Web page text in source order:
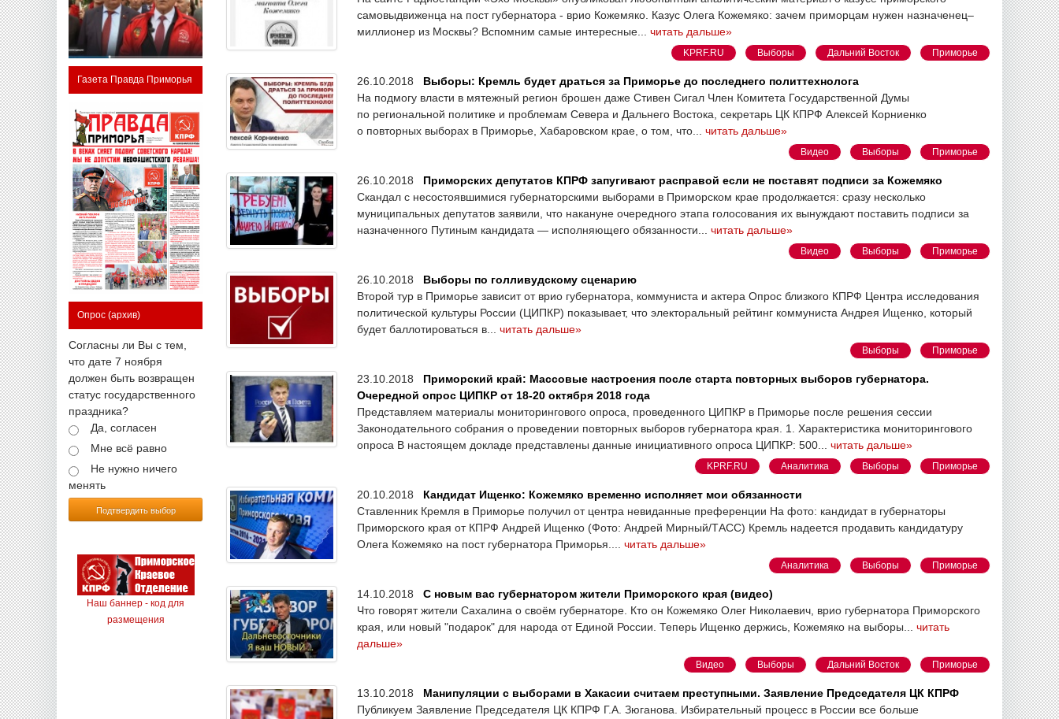
Газета Правда Приморья
Опрос (архив)
Согласны ли Вы с тем,
что дате 7 ноября
должен быть возвращен
статус государственного
праздника?
Да, согласен
Мне всё равно
Не нужно ничего
менять
Подтвердить выбор
Наш баннер - код для
размещения
самовыдвиженца на пост губернатора - врио Кожемяко. Казус Олега Кожемяко: зачем приморцам нужен назначенец–
миллионер из Москвы? Вспомним самые интересные... читать дальше»
KPRF.RU Выборы Дальний Восток Приморье
26.10.2018 Выборы: Кремль будет драться за Приморье до последнего политтехнолога
На подмогу власти в мятежный регион брошен даже Стивен Сигал Член Комитета Государственной Думы
по региональной политике и проблемам Севера и Дальнего Востока, секретарь ЦК КПРФ Алексей Корниенко
о повторных выборах в Приморье, Хабаровском крае, о том, что... читать дальше»
Видео Выборы Приморье
26.10.2018 Приморских депутатов КПРФ запугивают расправой если не поставят подписи за Кожемяко
Скандал с несостоявшимися губернаторскими выборами в Приморском крае продолжается: сразу несколько
муниципальных депутатов заявили, что накануне очередного этапа голосования их вынуждают поставить подписи за
назначенного Путиным кандидата — исполняющего обязанности... читать дальше»
Видео Выборы Приморье
26.10.2018 Выборы по голливудскому сценарию
Второй тур в Приморье зависит от врио губернатора, коммуниста и актера Опрос близкого КПРФ Центра исследования
политической культуры России (ЦИПКР) показывает, что электоральный рейтинг коммуниста Андрея Ищенко, который
будет баллотироваться в... читать дальше»
Выборы Приморье
23.10.2018 Приморский край: Массовые настроения после старта повторных выборов губернатора.
Очередной опрос ЦИПКР от 18-20 октября 2018 года
Представляем материалы мониторингового опроса, проведенного ЦИПКР в Приморье после решения сессии
Законодательного собрания о проведении повторных выборов губернатора края. 1. Характеристика мониторингового
опроса В настоящем докладе представлены данные инициативного опроса ЦИПКР: 500... читать дальше»
KPRF.RU Аналитика Выборы Приморье
20.10.2018 Кандидат Ищенко: Кожемяко временно исполняет мои обязанности
Ставленник Кремля в Приморье получил от центра невиданные преференции На фото: кандидат в губернаторы
Приморского края от КПРФ Андрей Ищенко (Фото: Андрей Мирный/ТАСС) Кремль надеется продавить кандидатуру
Олега Кожемяко на пост губернатора Приморья.... читать дальше»
Аналитика Выборы Приморье
14.10.2018 С новым вас губернатором жители Приморского края (видео)
Что говорят жители Сахалина о своём губернаторе. Кто он Кожемяко Олег Николаевич, врио губернатора Приморского
края, или новый "подарок" для народа от Единой России. Теперь Ищенко держись, Кожемяко на выборы... читать
дальше»
Видео Выборы Дальний Восток Приморье
13.10.2018 Манипуляции с выборами в Хакасии считаем преступными. Заявление Председателя ЦК КПРФ
Публикуем Заявление Председателя ЦК КПРФ Г.А. Зюганова. Избирательный процесс в России все больше